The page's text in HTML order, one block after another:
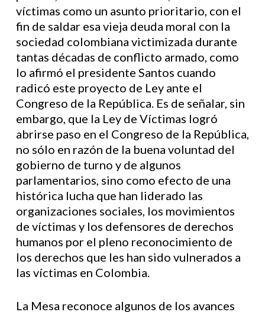
víctimas como un asunto prioritario, con el
fin de saldar esa vieja deuda moral con la
sociedad colombiana victimizada durante
tantas décadas de conflicto armado, como
lo afirmó el presidente Santos cuando
radicó este proyecto de Ley ante el
Congreso de la República. Es de señalar, sin
embargo, que la Ley de Víctimas logró
abrirse paso en el Congreso de la República,
no sólo en razón de la buena voluntad del
gobierno de turno y de algunos
parlamentarios, sino como efecto de una
histórica lucha que han liderado las
organizaciones sociales, los movimientos
de víctimas y los defensores de derechos
humanos por el pleno reconocimiento de
los derechos que les han sido vulnerados a
las víctimas en Colombia.
La Mesa reconoce algunos de los avances